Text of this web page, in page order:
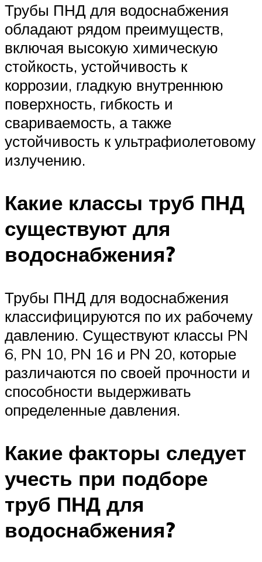
Трубы ПНД для водоснабжения
обладают рядом преимуществ,
включая высокую химическую
стойкость, устойчивость к
коррозии, гладкую внутреннюю
поверхность, гибкость и
свариваемость, а также
устойчивость к ультрафиолетовому
излучению.
Какие классы труб ПНД
существуют для
водоснабжения?
Трубы ПНД для водоснабжения
классифицируются по их рабочему
давлению. Существуют классы PN
6, PN 10, PN 16 и PN 20, которые
различаются по своей прочности и
способности выдерживать
определенные давления.
Какие факторы следует
учесть при подборе
труб ПНД для
водоснабжения?